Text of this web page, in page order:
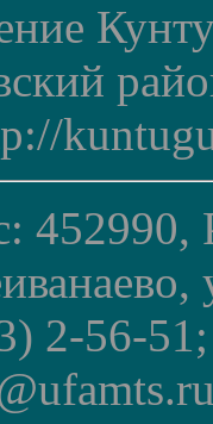
452990,
2-56-